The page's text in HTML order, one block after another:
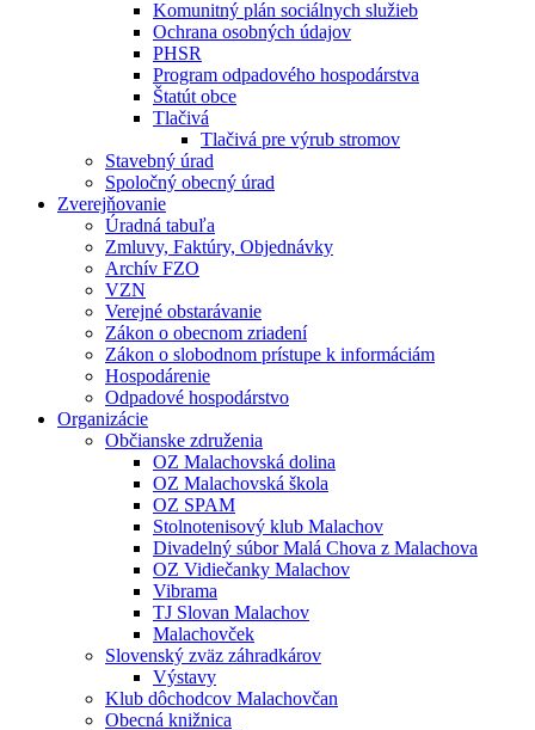
Komunitný plán sociálnych služieb
Ochrana osobných údajov
PHSR
Program odpadového hospodárstva
Štatút obce
Tlačivá
Tlačivá pre výrub stromov
Stavebný úrad
Spoločný obecný úrad
Zverejňovanie
Úradná tabuľa
Zmluvy, Faktúry, Objednávky
Archív FZO
VZN
Verejné obstarávanie
Zákon o obecnom zriadení
Zákon o slobodnom prístupe k informáciám
Hospodárenie
Odpadové hospodárstvo
Organizácie
Občianske združenia
OZ Malachovská dolina
OZ Malachovská škola
OZ SPAM
Stolnotenisový klub Malachov
Divadelný súbor Malá Chova z Malachova
OZ Vidiečanky Malachov
Vibrama
TJ Slovan Malachov
Malachovček
Slovenský zväz záhradkárov
Výstavy
Klub dôchodcov Malachovčan
Obecná knižnica